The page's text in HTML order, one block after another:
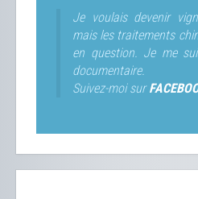
Je voulais devenir
mais les traitements
en question. Je me
documentaire.
Suivez-moi sur